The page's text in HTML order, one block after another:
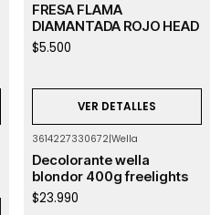
FRESA FLAMA
DIAMANTADA ROJO HEAD
$5.500
VER DETALLES
3614227330672|Wella
Decolorante wella
blondor 400g freelights
$23.990